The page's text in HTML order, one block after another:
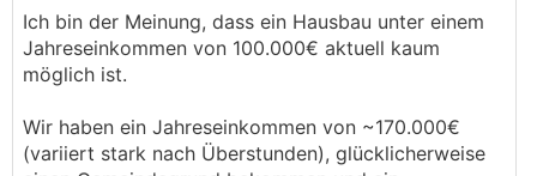
(Ziegel, Zement, Putze etc.).
Ich bin der Meinung, dass ein Hausbau unter einem
Jahreseinkommen von 100.000€ aktuell kaum
möglich ist.
Wir haben ein Jahreseinkommen von ~170.000€
(variiert stark nach Überstunden), glücklicherweise